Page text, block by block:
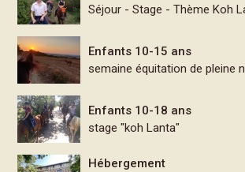
Séjour - Stage - Thème Koh
Enfants 10-15 ans
semaine équitation de pleine
Enfants 10-18 ans
stage "koh Lanta"
Hébergement